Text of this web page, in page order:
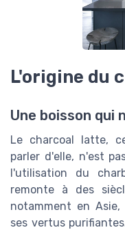
L'origine du
Une boisson qui
Le charcoal latte,
parler d'elle, n'est
l'utilisation du
remonte à des
notamment en
ses vertus